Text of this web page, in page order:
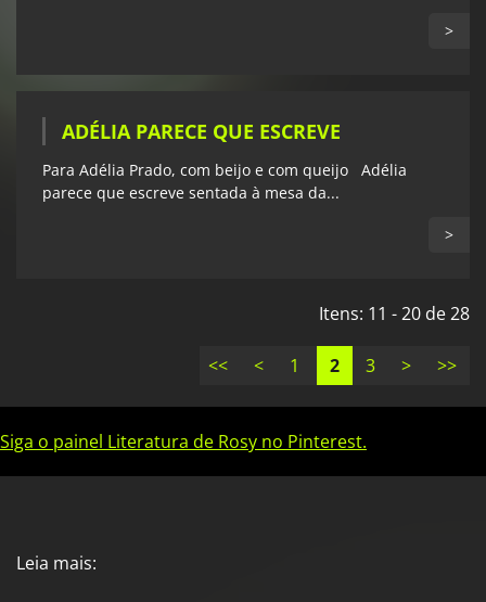
>
ADÉLIA PARECE QUE ESCREVE
Para Adélia Prado, com beijo e com queijo Adélia
parece que escreve sentada à mesa da...
>
Itens: 11 - 20 de 28
<< < 1 2 3 > >>
Siga o painel Literatura de Rosy no Pinterest.
Leia mais: